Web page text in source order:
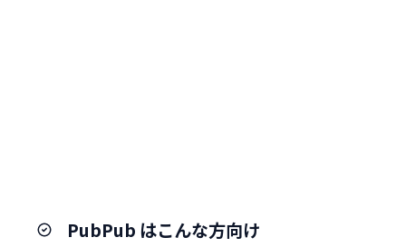
PubPub はこんな方向け